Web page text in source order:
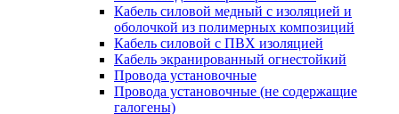
Кабель силовой медный с изоляцией и
оболочкой из полимерных композиций
Кабель силовой с ПВХ изоляцией
Кабель экранированный огнестойкий
Провода установочные
Провода установочные (не содержащие
галогены)